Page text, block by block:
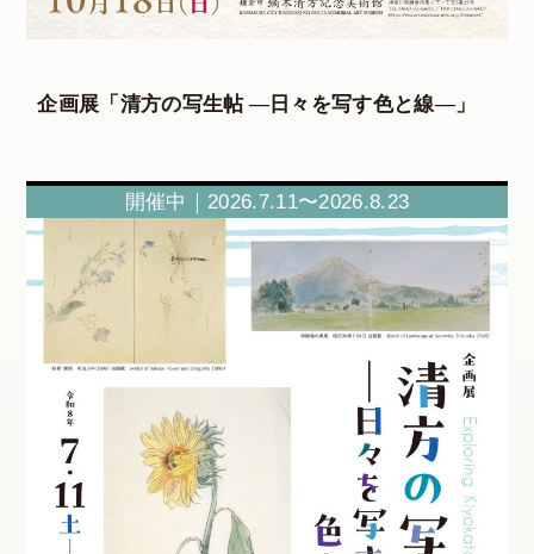
企画展「清方の写生帖 ―日々を写す色と線―」
開催中｜2026.7.11〜2026.8.23